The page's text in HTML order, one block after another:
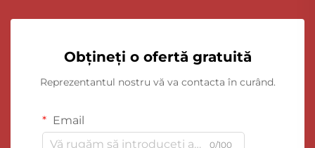
Obțineți o ofertă gratuită
Reprezentantul nostru vă va contacta în curând.
Email
0/100